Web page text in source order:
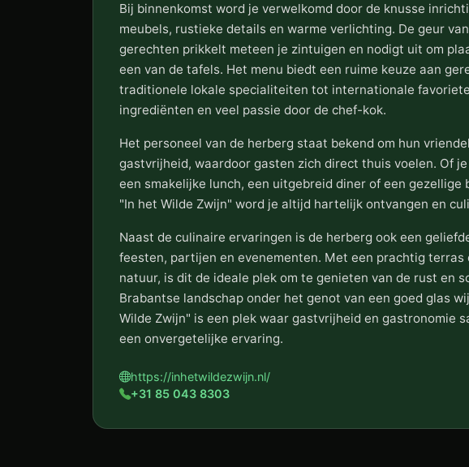
Bij binnenkomst word je verwelkomd door de knusse
meubels, rustieke details en warme verlichting. De geur
gerechten prikkelt meteen je zintuigen en nodigt uit om
een van de tafels. Het menu biedt een ruime keuze aan
traditionele lokale specialiteiten tot internationale
ingrediënten en veel passie door de chef-kok.
Het personeel van de herberg staat bekend om hun
gastvrijheid, waardoor gasten zich direct thuis voelen. Of
een smakelijke lunch, een uitgebreid diner of een gezellige
"In het Wilde Zwijn" word je altijd hartelijk ontvangen en
Naast de culinaire ervaringen is de herberg ook een
feesten, partijen en evenementen. Met een prachtig terras
natuur, is dit de ideale plek om te genieten van de rust en
Brabantse landschap onder het genot van een goed glas
Wilde Zwijn" is een plek waar gastvrijheid en gastronomie
een onvergetelijke ervaring.
https://inhetwildezwijn.nl/
+31 85 043 8303